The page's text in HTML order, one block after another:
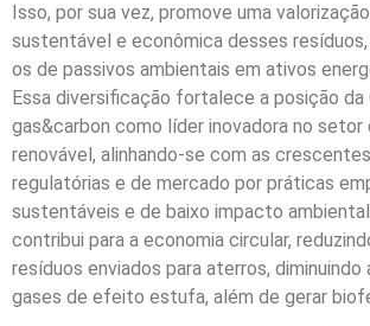
Isso, por sua vez, promove uma
sustentável e econômica desses
os de passivos ambientais em ativos
Essa diversificação fortalece a posição da
gas&carbon como líder inovadora no setor
renovável, alinhando-se com as
regulatórias e de mercado por práticas
sustentáveis e de baixo impacto
contribui para a economia circular,
resíduos enviados para aterros, diminuindo
gases de efeito estufa, além de gerar